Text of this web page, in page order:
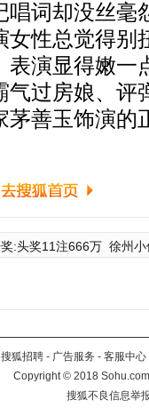
唱词却没丝毫
性总觉得别
演显得嫩一
气过房娘、评
茅善玉饰演的
:头奖11注666万 徐州
搜狐招聘 - 广告服务 - 客服中心
Copyright©2018
搜狐不良信息举